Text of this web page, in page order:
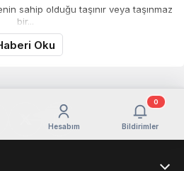
sahip olduğu taşınır veya taşınmaz
bir...
Oku
Hesabım Bildirimler
0